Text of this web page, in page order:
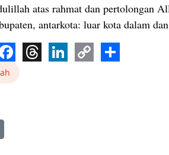
atas rahmat dan pertolongan
antarkota: luar kota dalam
article: Bekam Sakit Jantung Bekam